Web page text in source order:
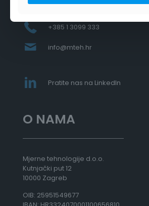
+385 1 3099 333
info@mteh.hr
Pratite nas na LinkedIn
O NAMA
Mjerne tehnologije d.o.o.
Kutnjački put 12
10000 Zagreb
OIB: 25951549677